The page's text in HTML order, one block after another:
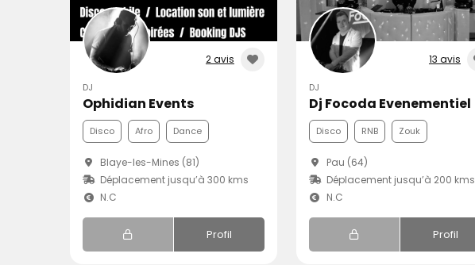
2 avis
DJ
Ophidian Events
Disco Afro Dance
Blaye-les-Mines (81)
Déplacement jusqu’à 300 kms
N.C
Profil
13 avis
DJ
Dj Focoda Evenementiel
Disco RNB Zouk
Pau (64)
Déplacement jusqu’à 200 kms
N.C
Profil